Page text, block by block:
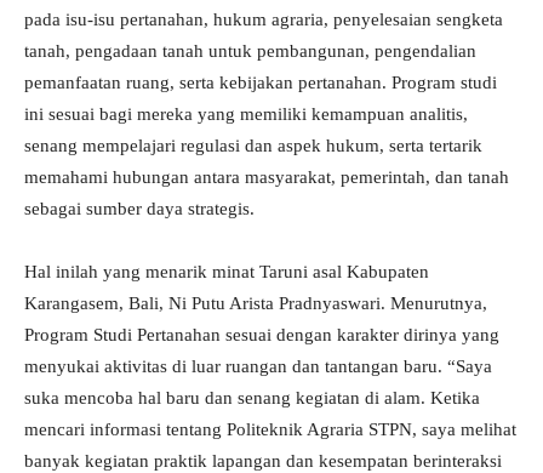
pada isu-isu pertanahan, hukum agraria, penyelesaian sengketa
tanah, pengadaan tanah untuk pembangunan, pengendalian
pemanfaatan ruang, serta kebijakan pertanahan. Program studi
ini sesuai bagi mereka yang memiliki kemampuan analitis,
senang mempelajari regulasi dan aspek hukum, serta tertarik
memahami hubungan antara masyarakat, pemerintah, dan tanah
sebagai sumber daya strategis.
Hal inilah yang menarik minat Taruni asal Kabupaten
Karangasem, Bali, Ni Putu Arista Pradnyaswari. Menurutnya,
Program Studi Pertanahan sesuai dengan karakter dirinya yang
menyukai aktivitas di luar ruangan dan tantangan baru. “Saya
suka mencoba hal baru dan senang kegiatan di alam. Ketika
mencari informasi tentang Politeknik Agraria STPN, saya melihat
banyak kegiatan praktik lapangan dan kesempatan berinteraksi